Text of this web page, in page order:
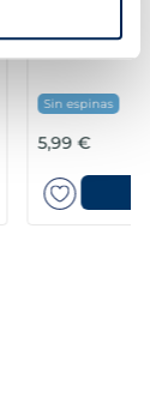
Pack 180 g
Añadir